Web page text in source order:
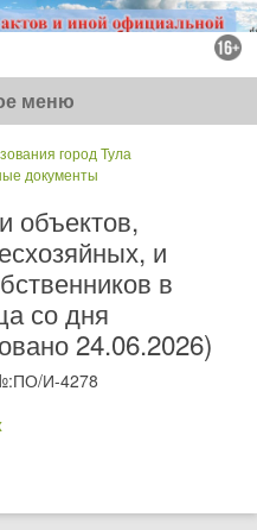
меню
город Тула
документы
объектов,
и
в
со дня
24.06.2026)
И-4278